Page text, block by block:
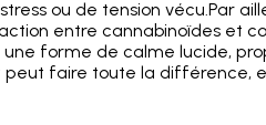
ou de tension vécu.Par
entre cannabinoïdes et
forme de calme lucide,
faire toute la différence,